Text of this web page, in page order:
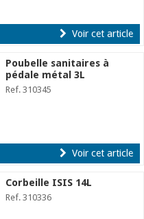
Voir cet article
Poubelle sanitaires à
pédale métal 3L
Ref. 310345
Voir cet article
Corbeille ISIS 14L
Ref. 310336